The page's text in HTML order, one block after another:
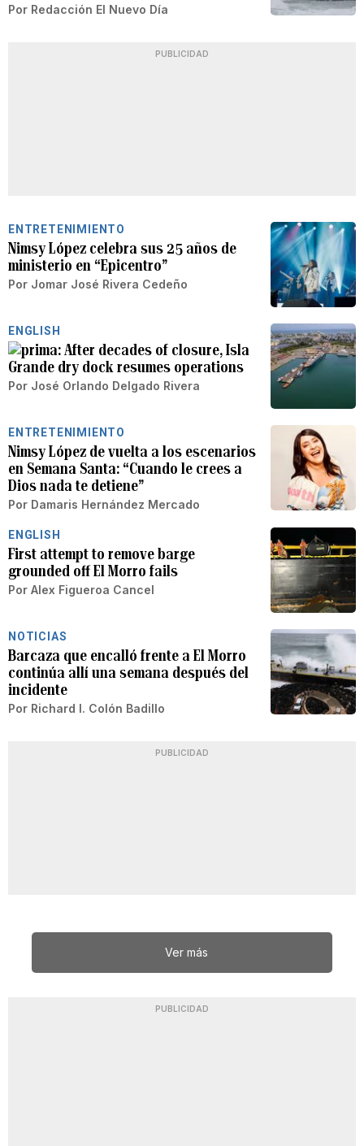
Por Redacción El Nuevo Día
PUBLICIDAD
ENTRETENIMIENTO
Nimsy López celebra sus 25 años de
ministerio en “Epicentro”
Por Jomar José Rivera Cedeño
ENGLISH
After decades of closure, Isla
Grande dry dock resumes operations
Por José Orlando Delgado Rivera
ENTRETENIMIENTO
Nimsy López de vuelta a los escenarios
en Semana Santa: “Cuando le crees a
Dios nada te detiene”
Por Damaris Hernández Mercado
ENGLISH
First attempt to remove barge
grounded off El Morro fails
Por Alex Figueroa Cancel
NOTICIAS
Barcaza que encalló frente a El Morro
continúa allí una semana después del
incidente
Por Richard I. Colón Badillo
PUBLICIDAD
Ver más
PUBLICIDAD